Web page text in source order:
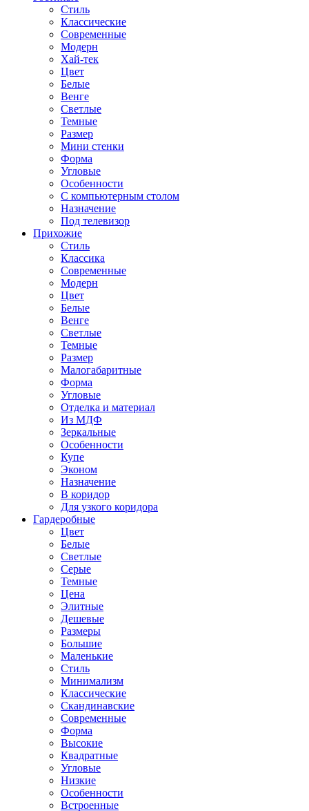
Стиль
Классические
Современные
Модерн
Хай-тек
Цвет
Белые
Венге
Светлые
Темные
Размер
Мини стенки
Форма
Угловые
Особенности
С компьютерным столом
Назначение
Под телевизор
Прихожие
Стиль
Классика
Современные
Модерн
Цвет
Белые
Венге
Светлые
Темные
Размер
Малогабаритные
Форма
Угловые
Отделка и материал
Из МДФ
Зеркальные
Особенности
Купе
Эконом
Назначение
В коридор
Для узкого коридора
Гардеробные
Цвет
Белые
Светлые
Серые
Темные
Цена
Элитные
Дешевые
Размеры
Большие
Маленькие
Стиль
Минимализм
Классические
Скандинавские
Современные
Форма
Высокие
Квадратные
Угловые
Низкие
Особенности
Встроенные